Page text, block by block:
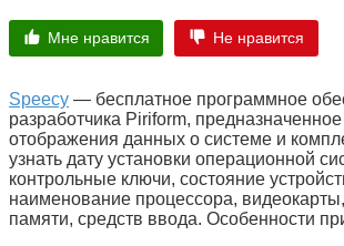
Мне нравится Не нравится
Speecy — бесплатное программное
разработчика Piriform,
отображения данных о системе и
узнать дату установки операционной
контрольные ключи, состояние
наименование процессора,
памяти, средств ввода. Особенности